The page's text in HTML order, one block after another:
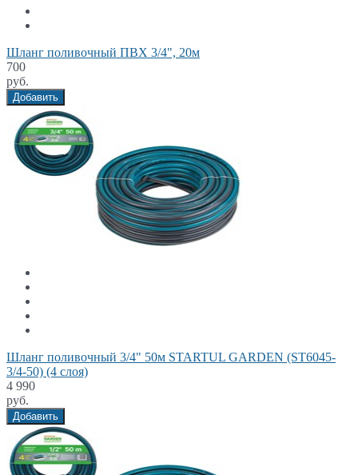
Шланг поливочный ПВХ 3/4", 20м
700
руб.
Добавить
Шланг поливочный 3/4" 50м STARTUL GARDEN (ST6045-
3/4-50) (4 слоя)
4 990
руб.
Добавить